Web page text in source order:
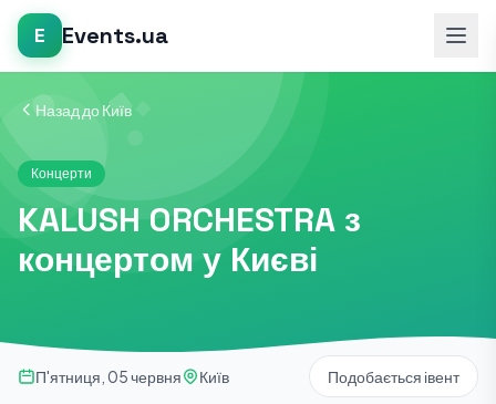
E Events.ua
Назад до Київ
Концерти
KALUSH ORCHESTRA з
концертом у Києві
П'ятниця, 05 червня Київ Подобається івент